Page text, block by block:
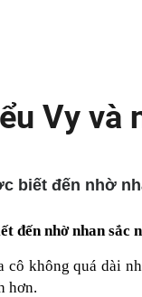
Vy
biết đến nhờ
đến nhờ nhan
cô không quá dài
hơn.